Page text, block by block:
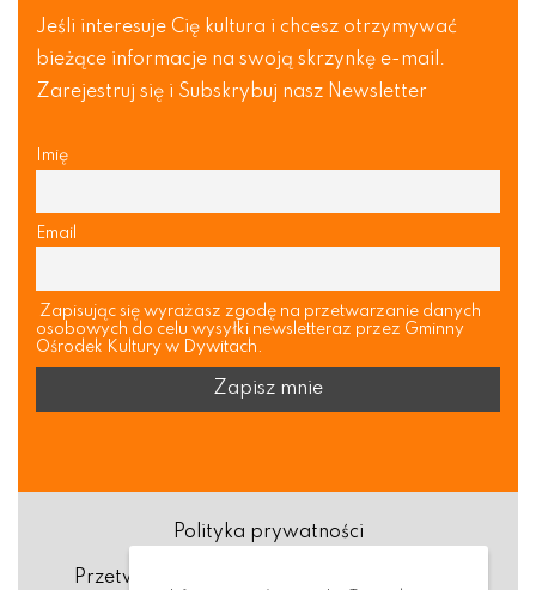
Jeśli interesuje Cię kultura i chcesz otrzymywać
bieżące informacje na swoją skrzynkę e-mail.
Zarejestruj się i Subskrybuj nasz Newsletter
Imię
Email
Zapisując się wyrażasz zgodę na przetwarzanie danych
osobowych do celu wysyłki newsletteraz przez Gminny
Ośrodek Kultury w Dywitach.
Polityka prywatności
Przetwarzanie danych osobowych (RODO)